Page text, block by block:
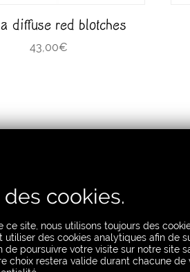
diffuse red blotches
43,00€
cookies.
site, nous utilisons toujours des
des cookies analytiques afin de
de poursuivre votre visite sur notre site
choix restera valide durant chacune de